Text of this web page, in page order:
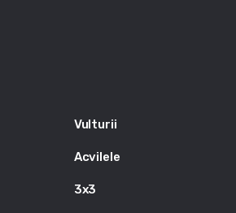
Vulturii
Acvilele
3x3